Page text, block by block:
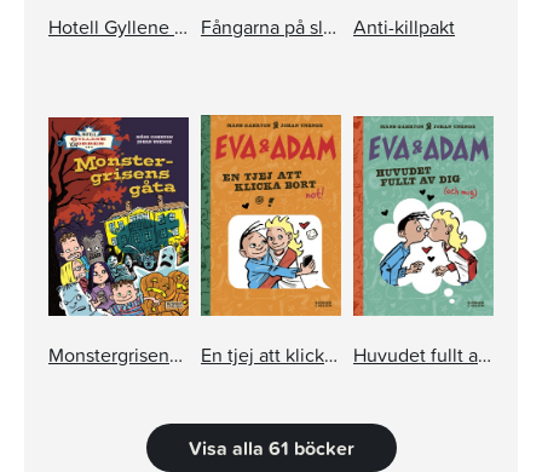
Hotell Gyllene knorren: De mystiska sömntutorna Fångarna på slottet Anti-killpakt
Monstergrisens gåta En tjej att klicka bort Huvudet fullt av dig
Visa alla 61 böcker